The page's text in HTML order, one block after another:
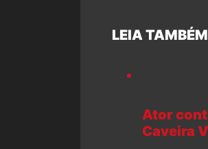
LEIA
Ator
Caveira